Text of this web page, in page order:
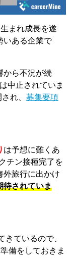
まれ成長を遂
いある企業で
から不況が続
中止されていま
れ、 募集要項
は予想に難くあ
チン接種完了を
外旅行に出かけ
待されていま
きているので、
備をしておきま